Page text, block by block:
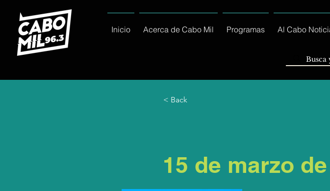
Inicio Acerca de Cabo Mil Programas Al Cabo
< Back
15 de marzo